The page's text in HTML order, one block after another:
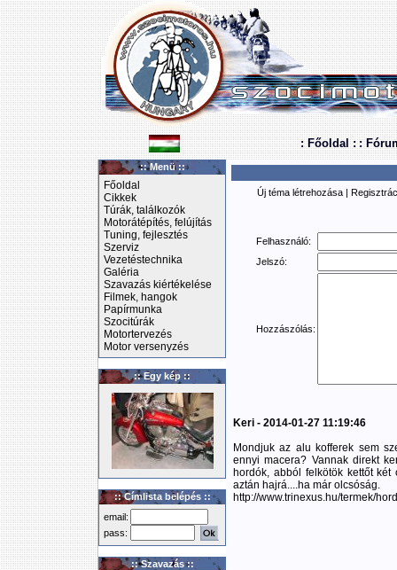
: Főoldal : :
:: Menü ::
Főoldal
Cikkek
Túrák, találkozók
Motorátépítés, felújítás
Tuning, fejlesztés
Szerviz
Vezetéstechnika
Galéria
Szavazás kiértékelése
Filmek, hangok
Papírmunka
Szocitúrák
Motortervezés
Motor versenyzés
:: Egy kép ::
:: Címlista belépés ::
email:
pass:
:: Szavazás ::
Új téma létrehozása |
Felhasználó:
Jelszó:
Hozzászólás:
Keri - 2014-01-27 11:19:46
Mondjuk az alu kofferek sem
ennyi macera? Vannak direkt
hordók, abból felkötök kettőt
aztán hajrá....ha már olcsóság.
http://www.trinexus.hu/termek/